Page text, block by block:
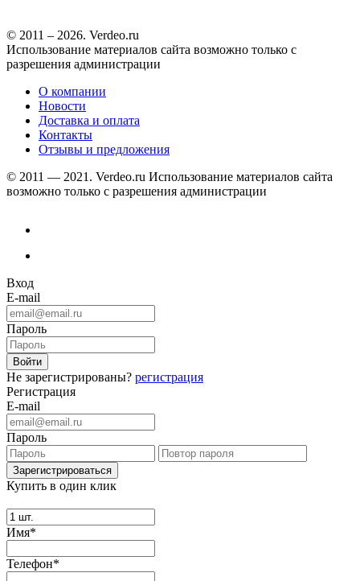
© 2011 – 2026. Verdeo.ru
Использование материалов сайта возможно только с
разрешения администрации
О компании
Новости
Доставка и оплата
Контакты
Отзывы и предложения
© 2011 — 2021. Verdeo.ru Использование материалов сайта
возможно только с разрешения администрации
Вход
E-mail
Пароль
Не зарегистрированы? регистрация
Регистрация
E-mail
Пароль
Купить в один клик
Имя*
Телефон*